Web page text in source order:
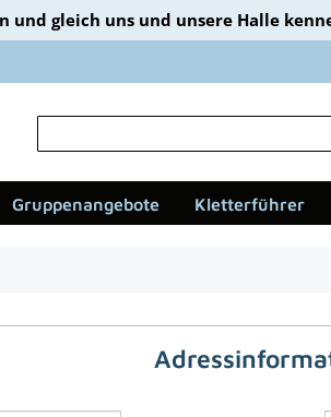
gleich uns und unsere Halle
Gruppenangebote Kletterführer